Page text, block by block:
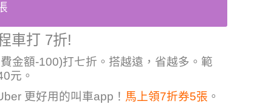
車打 7折!
金額-100)打七折。搭越遠，省越多。範
元。
更好用的叫車app！ 馬上領7折券5張 。